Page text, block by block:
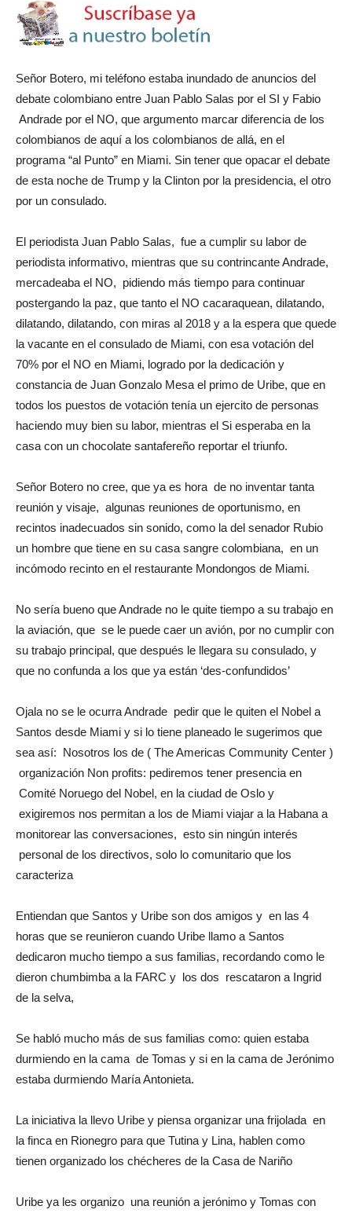
Señor Botero, mi teléfono estaba inundado de anuncios del
debate colombiano entre Juan Pablo Salas por el SI y Fabio
Andrade por el NO, que argumento marcar diferencia de los
colombianos de aquí a los colombianos de allá, en el
programa “al Punto” en Miami. Sin tener que opacar el debate
de esta noche de Trump y la Clinton por la presidencia, el otro
por un consulado.
El periodista Juan Pablo Salas, fue a cumplir su labor de
periodista informativo, mientras que su contrincante Andrade,
mercadeaba el NO, pidiendo más tiempo para continuar
postergando la paz, que tanto el NO cacaraquean, dilatando,
dilatando, dilatando, con miras al 2018 y a la espera que quede
la vacante en el consulado de Miami, con esa votación del
70% por el NO en Miami, logrado por la dedicación y
constancia de Juan Gonzalo Mesa el primo de Uribe, que en
todos los puestos de votación tenía un ejercito de personas
haciendo muy bien su labor, mientras el Si esperaba en la
casa con un chocolate santafereño reportar el triunfo.
Señor Botero no cree, que ya es hora de no inventar tanta
reunión y visaje, algunas reuniones de oportunismo, en
recintos inadecuados sin sonido, como la del senador Rubio
un hombre que tiene en su casa sangre colombiana, en un
incómodo recinto en el restaurante Mondongos de Miami.
No sería bueno que Andrade no le quite tiempo a su trabajo en
la aviación, que se le puede caer un avión, por no cumplir con
su trabajo principal, que después le llegara su consulado, y
que no confunda a los que ya están ‘des-confundidos’
Ojala no se le ocurra Andrade pedir que le quiten el Nobel a
Santos desde Miami y si lo tiene planeado le sugerimos que
sea así: Nosotros los de ( The Americas Community Center )
organización Non profits: pediremos tener presencia en
Comité Noruego del Nobel, en la ciudad de Oslo y
exigiremos nos permitan a los de Miami viajar a la Habana a
monitorear las conversaciones, esto sin ningún interés
personal de los directivos, solo lo comunitario que los
caracteriza
Entiendan que Santos y Uribe son dos amigos y en las 4
horas que se reunieron cuando Uribe llamo a Santos
dedicaron mucho tiempo a sus familias, recordando como le
dieron chumbimba a la FARC y los dos rescataron a Ingrid
de la selva,
Se habló mucho más de sus familias como: quien estaba
durmiendo en la cama de Tomas y si en la cama de Jerónimo
estaba durmiendo María Antonieta.
La iniciativa la llevo Uribe y piensa organizar una frijolada en
la finca en Rionegro para que Tutina y Lina, hablen como
tienen organizado los chécheres de la Casa de Nariño
Uribe ya les organizo una reunión a jerónimo y Tomas con